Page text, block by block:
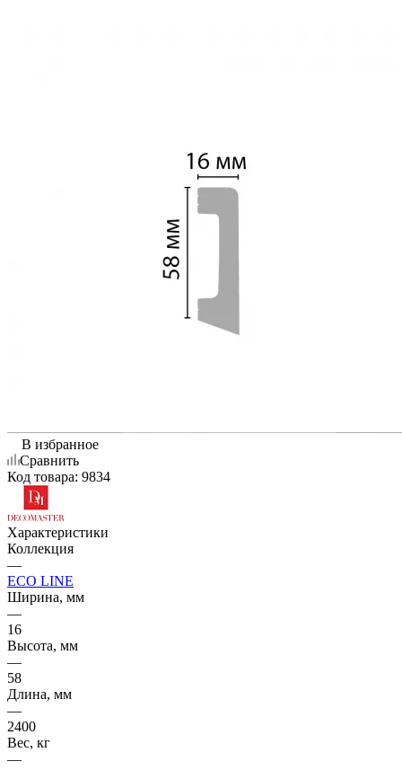
В избранное
Сравнить
Код товара: 9834
Характеристики
Коллекция
—
ECO LINE
Ширина, мм
—
16
Высота, мм
—
58
Длина, мм
—
2400
Вес, кг
—